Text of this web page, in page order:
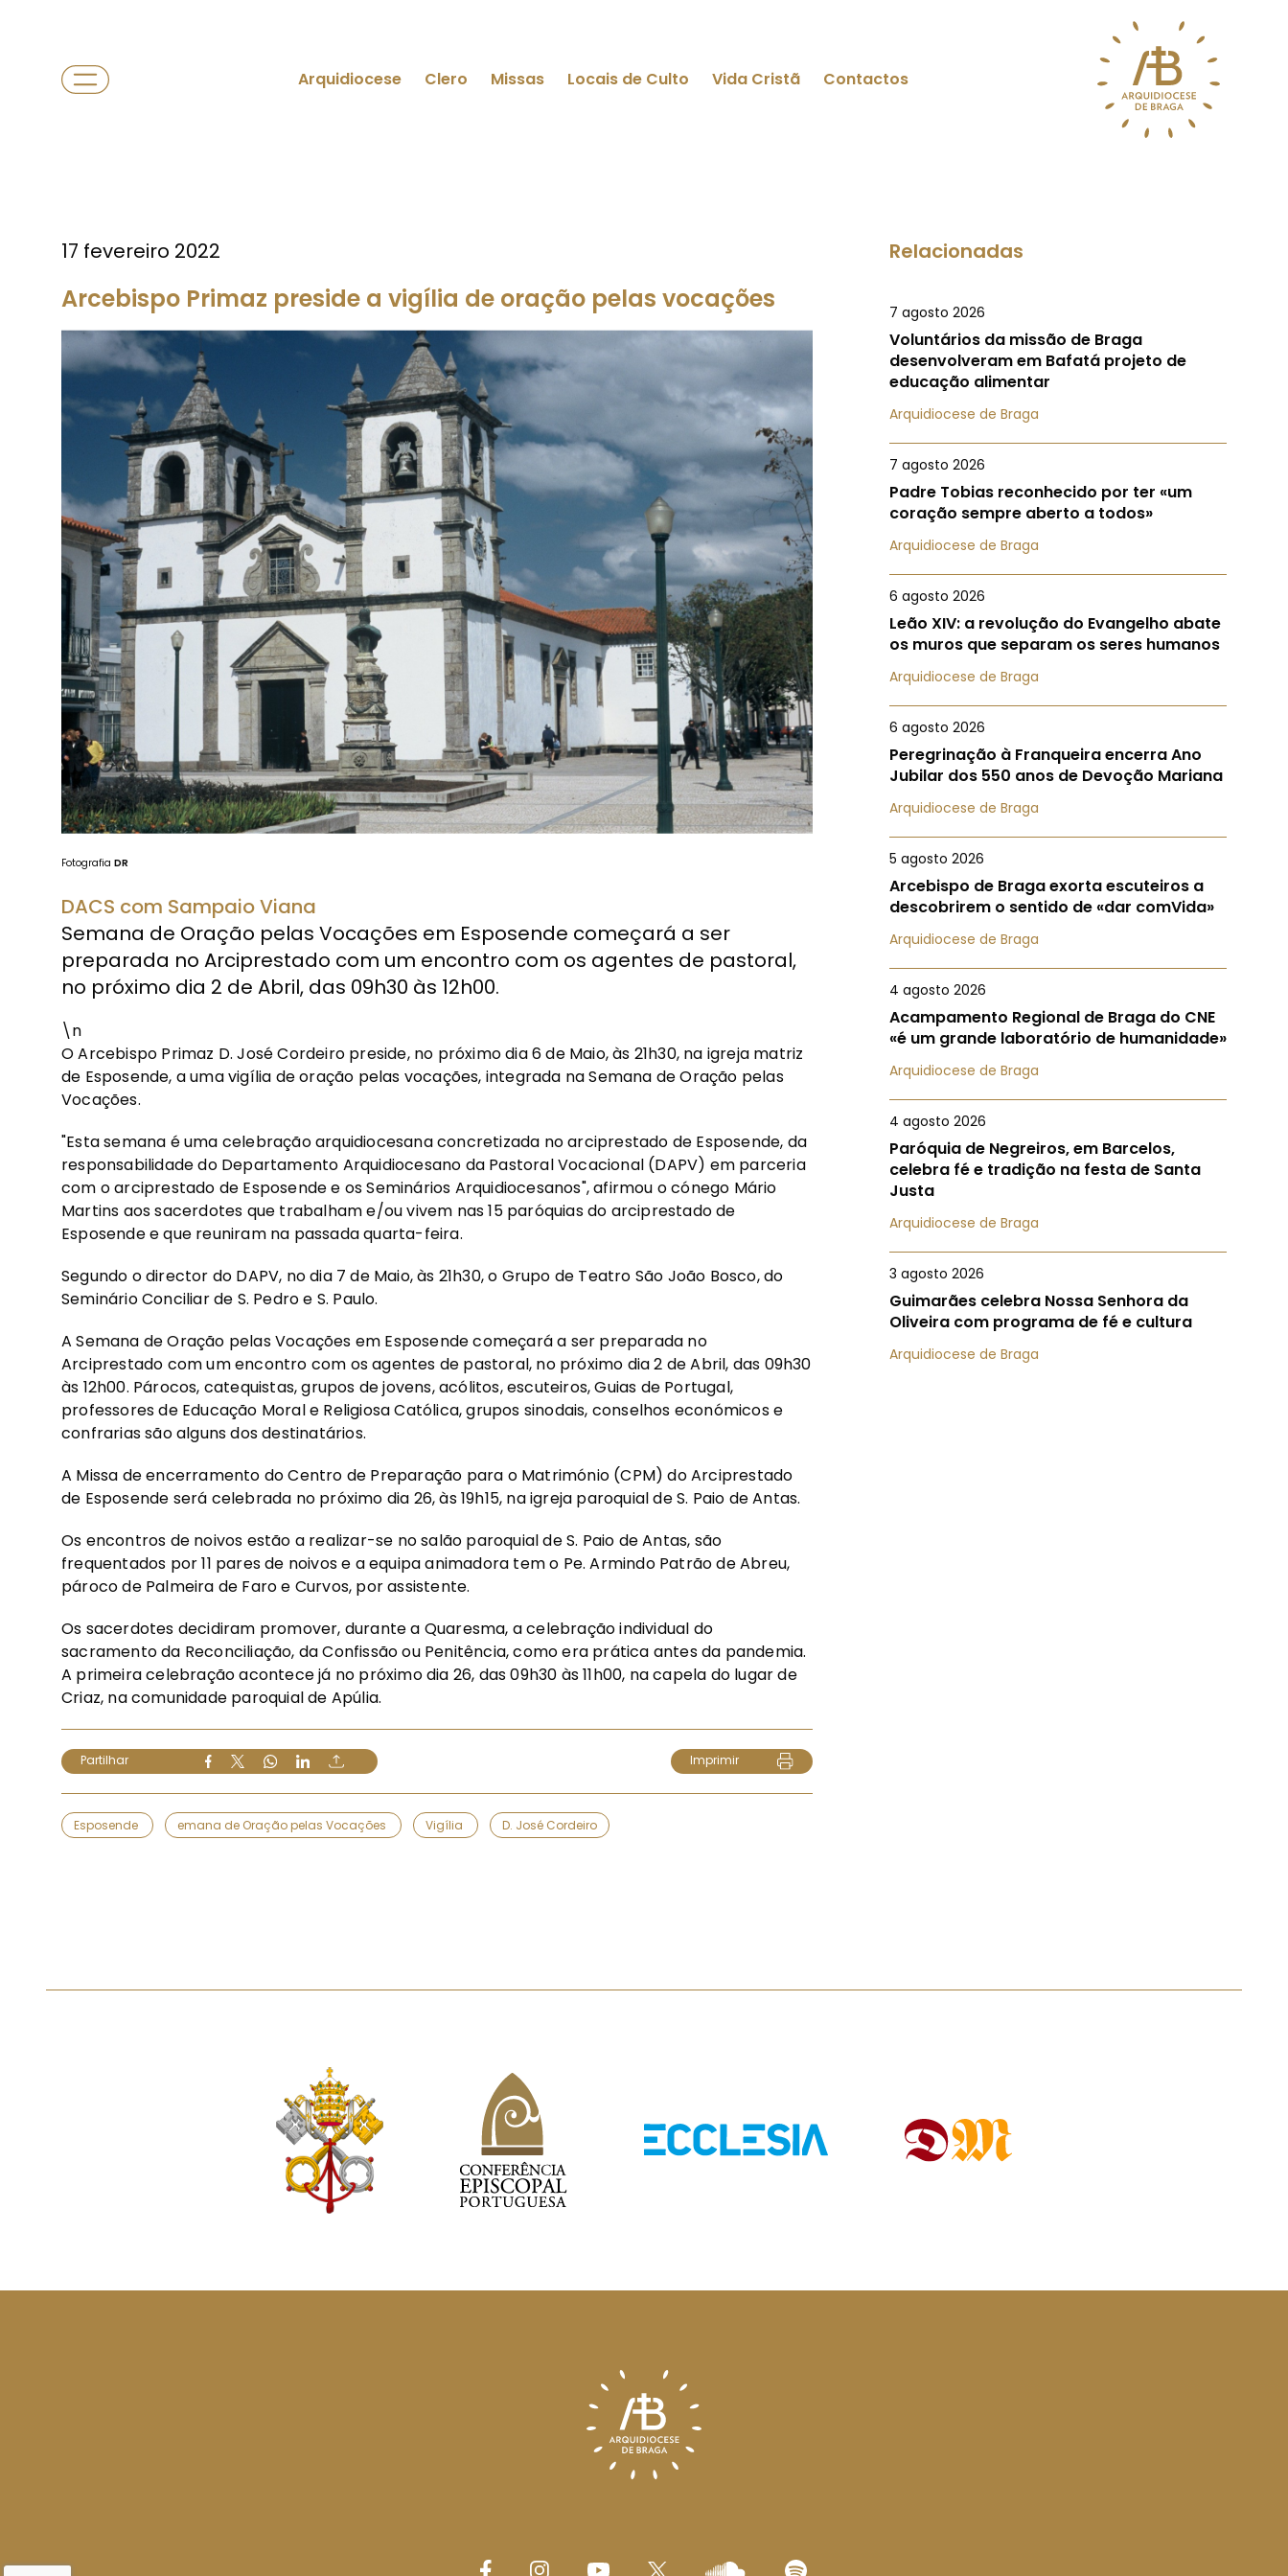
Arquidiocese Clero Missas Locais de Culto Vida Cristã Contactos
17 fevereiro 2022
Arcebispo Primaz preside a vigília de oração pelas vocações
Fotografia DR
DACS com Sampaio Viana
Semana de Oração pelas Vocações em Esposende começará a ser
preparada no Arciprestado com um encontro com os agentes de pastoral,
no próximo dia 2 de Abril, das 09h30 às 12h00.
\n
O Arcebispo Primaz D. José Cordeiro preside, no próximo dia 6 de Maio, às 21h30, na igreja matriz
de Esposende, a uma vigília de oração pelas vocações, integrada na Semana de Oração pelas
Vocações.
"Esta semana é uma celebração arquidiocesana concretizada no arciprestado de Esposende, da
responsabilidade do Departamento Arquidiocesano da Pastoral Vocacional (DAPV) em parceria
com o arciprestado de Esposende e os Seminários Arquidiocesanos", afirmou o cónego Mário
Martins aos sacerdotes que trabalham e/ou vivem nas 15 paróquias do arciprestado de
Esposende e que reuniram na passada quarta-feira.
Segundo o director do DAPV, no dia 7 de Maio, às 21h30, o Grupo de Teatro São João Bosco, do
Seminário Conciliar de S. Pedro e S. Paulo.
A Semana de Oração pelas Vocações em Esposende começará a ser preparada no
Arciprestado com um encontro com os agentes de pastoral, no próximo dia 2 de Abril, das 09h30
às 12h00. Párocos, catequistas, grupos de jovens, acólitos, escuteiros, Guias de Portugal,
professores de Educação Moral e Religiosa Católica, grupos sinodais, conselhos económicos e
confrarias são alguns dos destinatários.
A Missa de encerramento do Centro de Preparação para o Matrimónio (CPM) do Arciprestado
de Esposende será celebrada no próximo dia 26, às 19h15, na igreja paroquial de S. Paio de Antas.
Os encontros de noivos estão a realizar-se no salão paroquial de S. Paio de Antas, são
frequentados por 11 pares de noivos e a equipa animadora tem o Pe. Armindo Patrão de Abreu,
pároco de Palmeira de Faro e Curvos, por assistente.
Os sacerdotes decidiram promover, durante a Quaresma, a celebração individual do
sacramento da Reconciliação, da Confissão ou Penitência, como era prática antes da pandemia.
A primeira celebração acontece já no próximo dia 26, das 09h30 às 11h00, na capela do lugar de
Criaz, na comunidade paroquial de Apúlia.
Partilhar Imprimir
Esposende emana de Oração pelas Vocações Vigília D. José Cordeiro
Relacionadas
7 agosto 2026
Voluntários da missão de Braga
desenvolveram em Bafatá projeto de
educação alimentar
Arquidiocese de Braga
7 agosto 2026
Padre Tobias reconhecido por ter «um
coração sempre aberto a todos»
Arquidiocese de Braga
6 agosto 2026
Leão XIV: a revolução do Evangelho abate
os muros que separam os seres humanos
Arquidiocese de Braga
6 agosto 2026
Peregrinação à Franqueira encerra Ano
Jubilar dos 550 anos de Devoção Mariana
Arquidiocese de Braga
5 agosto 2026
Arcebispo de Braga exorta escuteiros a
descobrirem o sentido de «dar comVida»
Arquidiocese de Braga
4 agosto 2026
Acampamento Regional de Braga do CNE
«é um grande laboratório de humanidade»
Arquidiocese de Braga
4 agosto 2026
Paróquia de Negreiros, em Barcelos,
celebra fé e tradição na festa de Santa
Justa
Arquidiocese de Braga
3 agosto 2026
Guimarães celebra Nossa Senhora da
Oliveira com programa de fé e cultura
Arquidiocese de Braga